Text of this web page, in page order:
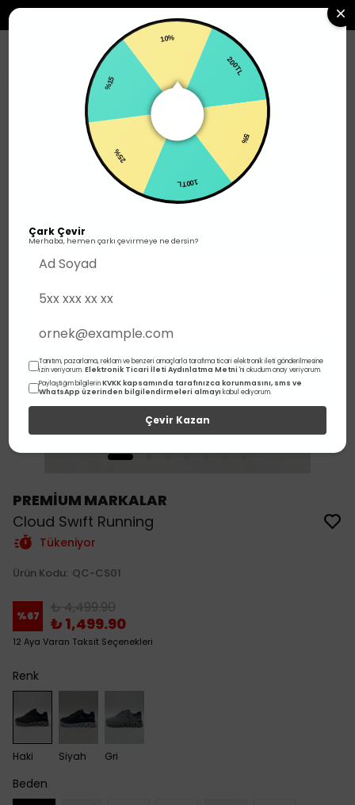
Yürüyüş
PREMİUM MARKALAR
Cloud Swıft Running
Tükeniyor
Ürün Kodu: QC-CS01
%67 ₺ 4,499.90
₺ 1,499.90
12 Aya Varan Taksit Seçenekleri
Renk
Haki Siyah Gri
Beden
10%
200TL
5%
100TL
25%
%15
Çark Çevir
Merhaba, hemen çarkı çevirmeye ne dersin?
Tanıtım, pazarlama, reklam ve benzeri amaçlarla tarafıma ticari elektronik ileti gönderilmesine
izin veriyorum.Elektronik Ticari İleti Aydınlatma Metni 'ni okudum onay veriyorum.
Paylaştığım bilgilerinKVKK kapsamında tarafınızca korunmasını, sms ve
WhatsApp üzerinden bilgilendirmeleri almayı kabul ediyorum.
Çevir Kazan